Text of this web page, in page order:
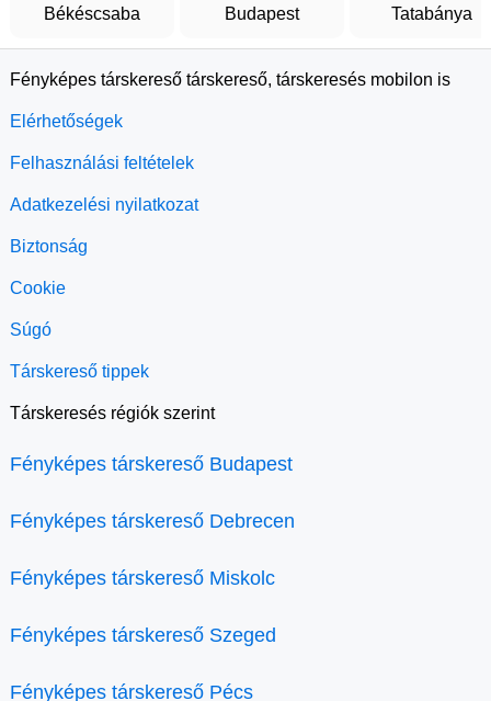
Békéscsaba
Budapest
Tatabánya
Fényképes társkereső társkereső, társkeresés mobilon is
Elérhetőségek
Felhasználási feltételek
Adatkezelési nyilatkozat
Biztonság
Cookie
Súgó
Társkereső tippek
Társkeresés régiók szerint
Fényképes társkereső Budapest
Fényképes társkereső Debrecen
Fényképes társkereső Miskolc
Fényképes társkereső Szeged
Fényképes társkereső Pécs